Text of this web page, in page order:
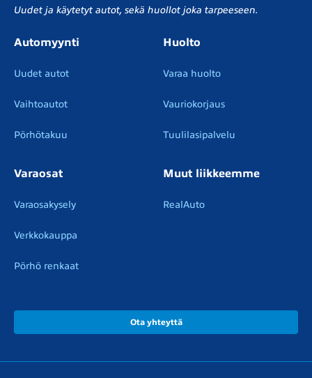
Uudet ja käytetyt autot, sekä huollot joka tarpeeseen.
Automyynti
Uudet autot
Vaihtoautot
Pörhötakuu
Huolto
Varaa huolto
Vauriokorjaus
Tuulilasipalvelu
Varaosat
Varaosakysely
Verkkokauppa
Pörhö renkaat
Muut liikkeemme
RealAuto
Ota yhteyttä